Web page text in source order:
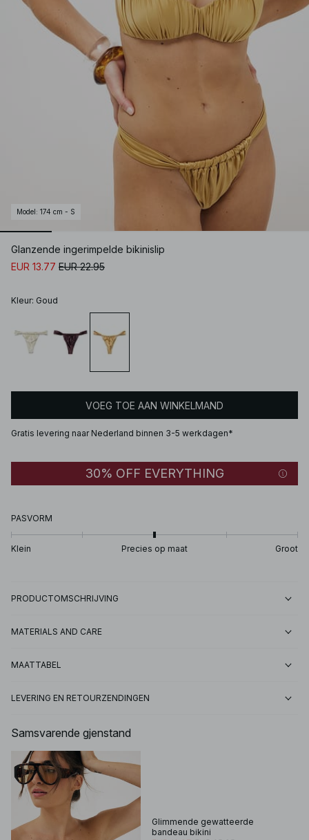
Model : 174 cm - S
Glanzende ingerimpelde bikinislip
EUR 13.77 EUR 22.95
Kleur: Goud
VOEG TOE AAN WINKELMAND
Gratis levering naar Nederland binnen 3-5 werkdagen*
30% OFF EVERYTHING
PASVORM
Klein Precies op maat Groot
PRODUCTOMSCHRIJVING
MATERIALS AND CARE
MAATTABEL
LEVERING EN RETOURZENDINGEN
Samsvarende gjenstand
Glimmende gewatteerde
bandeau bikini